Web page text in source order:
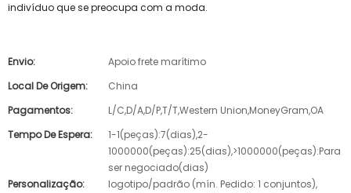
indivíduo que se preocupa com a moda.
Envio:
Apoio frete marítimo
Local De Origem:
China
Pagamentos:
L/C,D/A,D/P,T/T,Western Union,MoneyGram,OA
Tempo De Espera:
1-1(peças):7(dias),2-
1000000(peças):25(dias),>1000000(peças):Para
ser negociado(dias)
Personalização:
logotipo/padrão (mín. Pedido: 1 conjuntos),